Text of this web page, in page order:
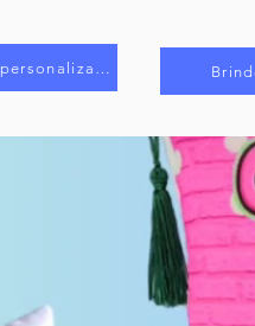
bolas personalizadas